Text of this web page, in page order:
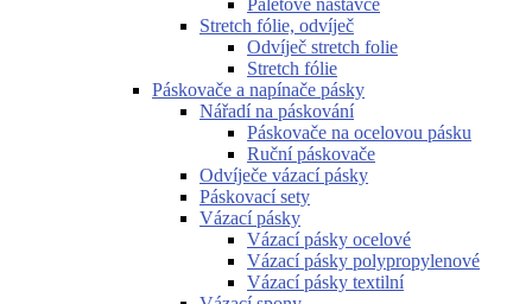
Stretch fólie, odvíječ
Odvíječ stretch folie
Stretch fólie
Páskovače a napínače pásky
Nářadí na páskování
Páskovače na ocelovou pásku
Ruční páskovače
Odvíječe vázací pásky
Páskovací sety
Vázací pásky
Vázací pásky ocelové
Vázací pásky polypropylenové
Vázací pásky textilní